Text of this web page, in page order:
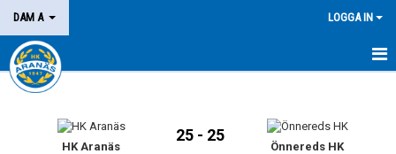
DAM A LOGGA IN
HEM
HK Aranäs
25 - 25
Önnereds HK